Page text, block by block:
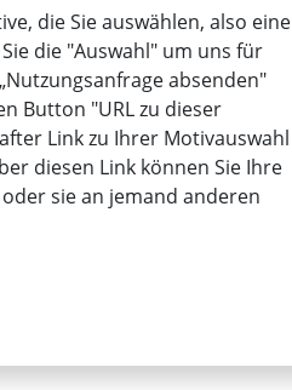
die Sie auswählen, also eine
die "Auswahl" um uns für
absenden"
Button "URL zu dieser
Link zu Ihrer Motivauswahl
diesen Link können Sie Ihre
sie an jemand anderen